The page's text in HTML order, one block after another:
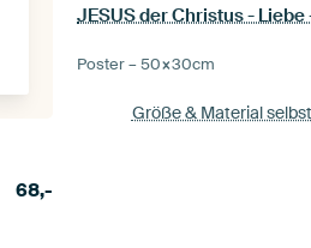
68,-
Poster –50×30cm
Größe & Material